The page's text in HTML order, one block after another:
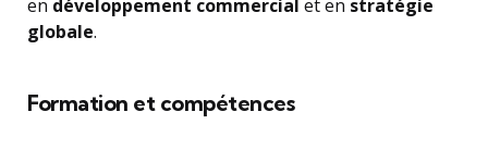
en développement commercial et en stratégie
globale.
Formation et compétences